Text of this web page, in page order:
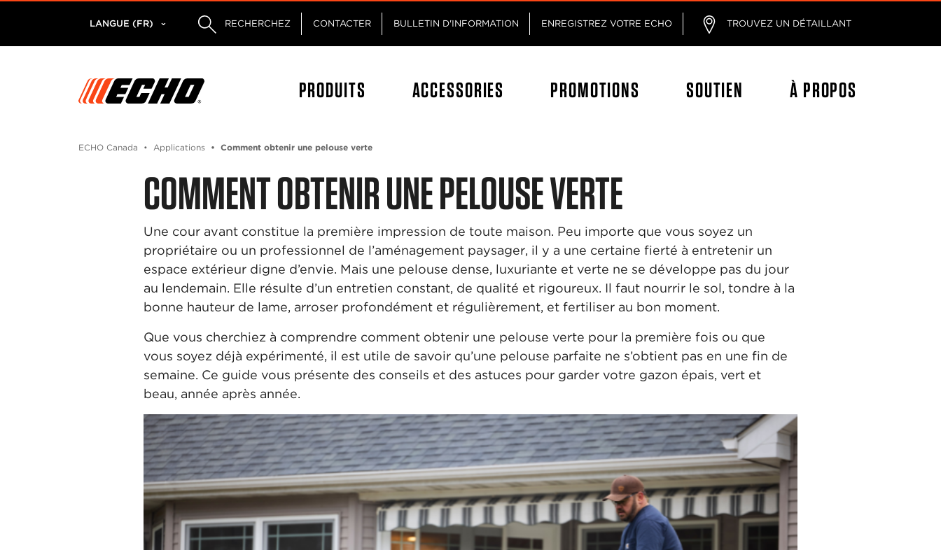
LANGUE (FR) RECHERCHEZ CONTACTER BULLETIN D'INFORMATION ENREGISTREZ VOTRE ECHO TROUVEZ UN DÉTAILLANT
PRODUITS ACCESSORIES PROMOTIONS SOUTIEN À PROPOS
ECHO Canada Applications Comment obtenir une pelouse verte
COMMENT OBTENIR UNE PELOUSE VERTE
Une cour avant constitue la première impression de toute maison. Peu importe que vous soyez un
propriétaire ou un professionnel de l’aménagement paysager, il y a une certaine fierté à entretenir un
espace extérieur digne d’envie. Mais une pelouse dense, luxuriante et verte ne se développe pas du jour
au lendemain. Elle résulte d’un entretien constant, de qualité et rigoureux. Il faut nourrir le sol, tondre à la
bonne hauteur de lame, arroser profondément et régulièrement, et fertiliser au bon moment.
Que vous cherchiez à comprendre comment obtenir une pelouse verte pour la première fois ou que
vous soyez déjà expérimenté, il est utile de savoir qu’une pelouse parfaite ne s’obtient pas en une fin de
semaine. Ce guide vous présente des conseils et des astuces pour garder votre gazon épais, vert et
beau, année après année.